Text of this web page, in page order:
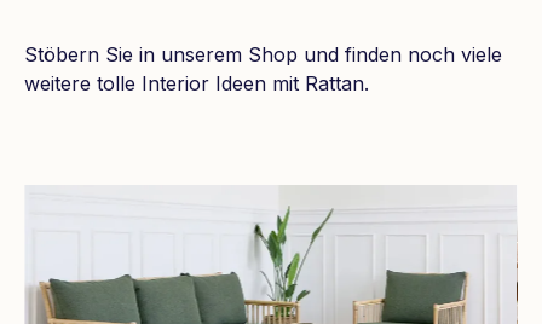
Stöbern Sie in unserem Shop und finden noch viele
weitere tolle Interior Ideen mit Rattan.